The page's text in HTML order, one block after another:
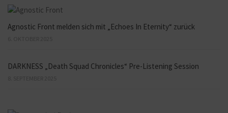
Agnostic Front melden sich mit „Echoes In Eternity“ zurück
DARKNESS „Death Squad Chronicles“ Pre-Listening Session